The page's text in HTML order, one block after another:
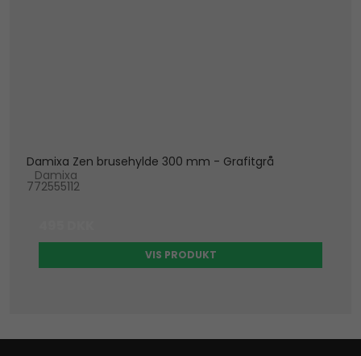
Damixa Zen brusehylde 300 mm - Grafitgrå
Damixa
772555112
VIS PRODUKT